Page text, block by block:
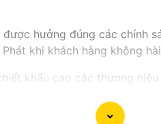
được hưởng đúng các chính
khi khách hàng không
khấu cao các thương